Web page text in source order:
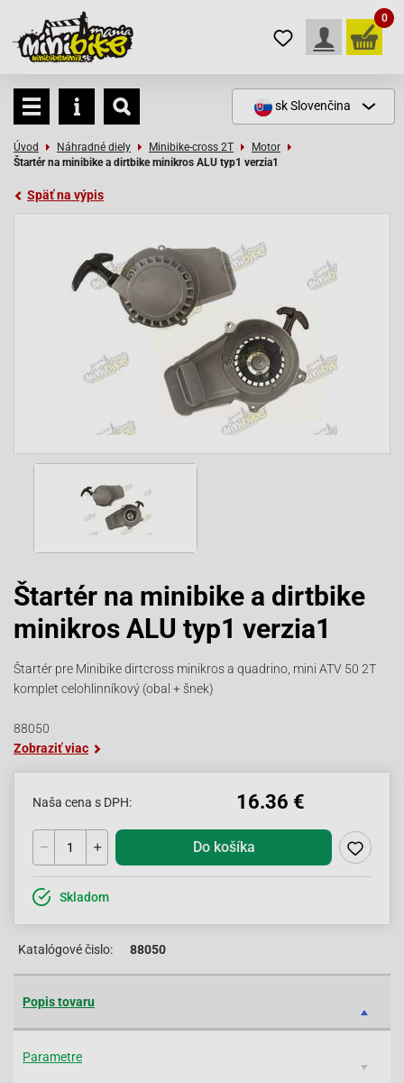
0
skSlovenčina
Úvod Náhradné diely Minibike-cross 2T
Motor
Štartér na minibike a dirtbike minikros ALU typ1 verzia1
Späť na výpis
Štartér na minibike a dirtbike
minikros ALU typ1 verzia1
Štartér pre Minibike dirtcross minikros a quadrino, mini ATV 50 2T
komplet celohlinníkový (obal + šnek)
88050
Zobraziť viac
Naša cena s DPH: 16.36 €
Do košíka
Skladom
Katalógové čislo: 88050
Popis tovaru
Parametre